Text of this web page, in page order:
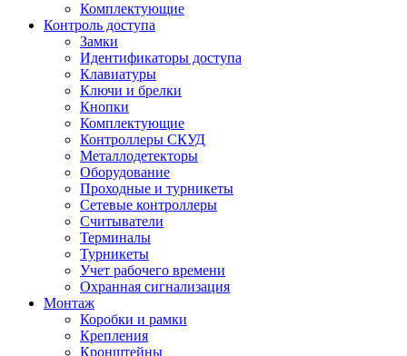
Комплектующие
Контроль доступа
Замки
Идентификаторы доступа
Клавиатуры
Ключи и брелки
Кнопки
Комплектующие
Контроллеры СКУД
Металлодетекторы
Оборудование
Проходные и турникеты
Сетевые контроллеры
Считыватели
Терминалы
Турникеты
Учет рабочего времени
Охранная сигнализация
Монтаж
Коробки и рамки
Крепления
Кронштейны